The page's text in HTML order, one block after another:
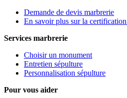
Demande de devis marbrerie
En savoir plus sur la
Services marbrerie
Choisir un monument
Entretien sépulture
Personnalisation sépulture
Pour vous aider